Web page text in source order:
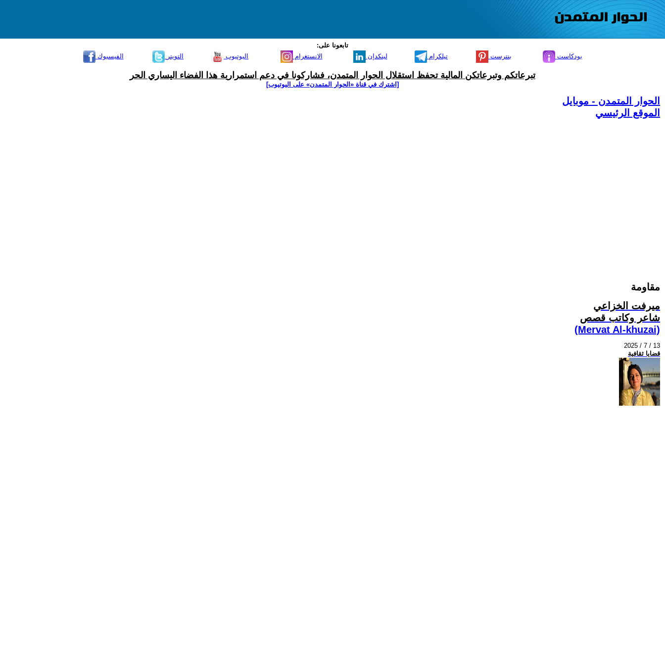
تابعونا على:
الفيسبوك
التويتر اليوتيوب الانستغرام لينكدإن تيلكرام بنترست بودكاست
تبرعاتكم وتبرعاتكن المالية تحفظ استقلال الحوار المتمدن، فشاركونا في دعم استمرارية هذا الفضاء اليساري الحر
[اشترك في قناة ‫«الحوار المتمدن» على اليوتيوب]
الحوار المتمدن - موبايل
الموقع الرئيسي
مقاومة
ميرفت الخزاعي
شاعر وكاتب قصص
(Mervat Al-khuzai)
2025 / 7 / 13
قضايا ثقافية